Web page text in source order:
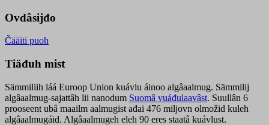
Ovdâsijđo
Čääiti puoh
Tiäđuh mist
Sämmiliih láá Euroop Union kuávlu áinoo algâaalmug. Sämmilij
algâaalmug-sajattâh lii nanodum Suomâ vuáđulaavâst. Suullân 6
prooseent ubâ maailm aalmugist ađai 476 miljovn olmožid kuleh
algâaalmugáid. Algâaalmugeh eleh 90 eres staatâ kuávlust.